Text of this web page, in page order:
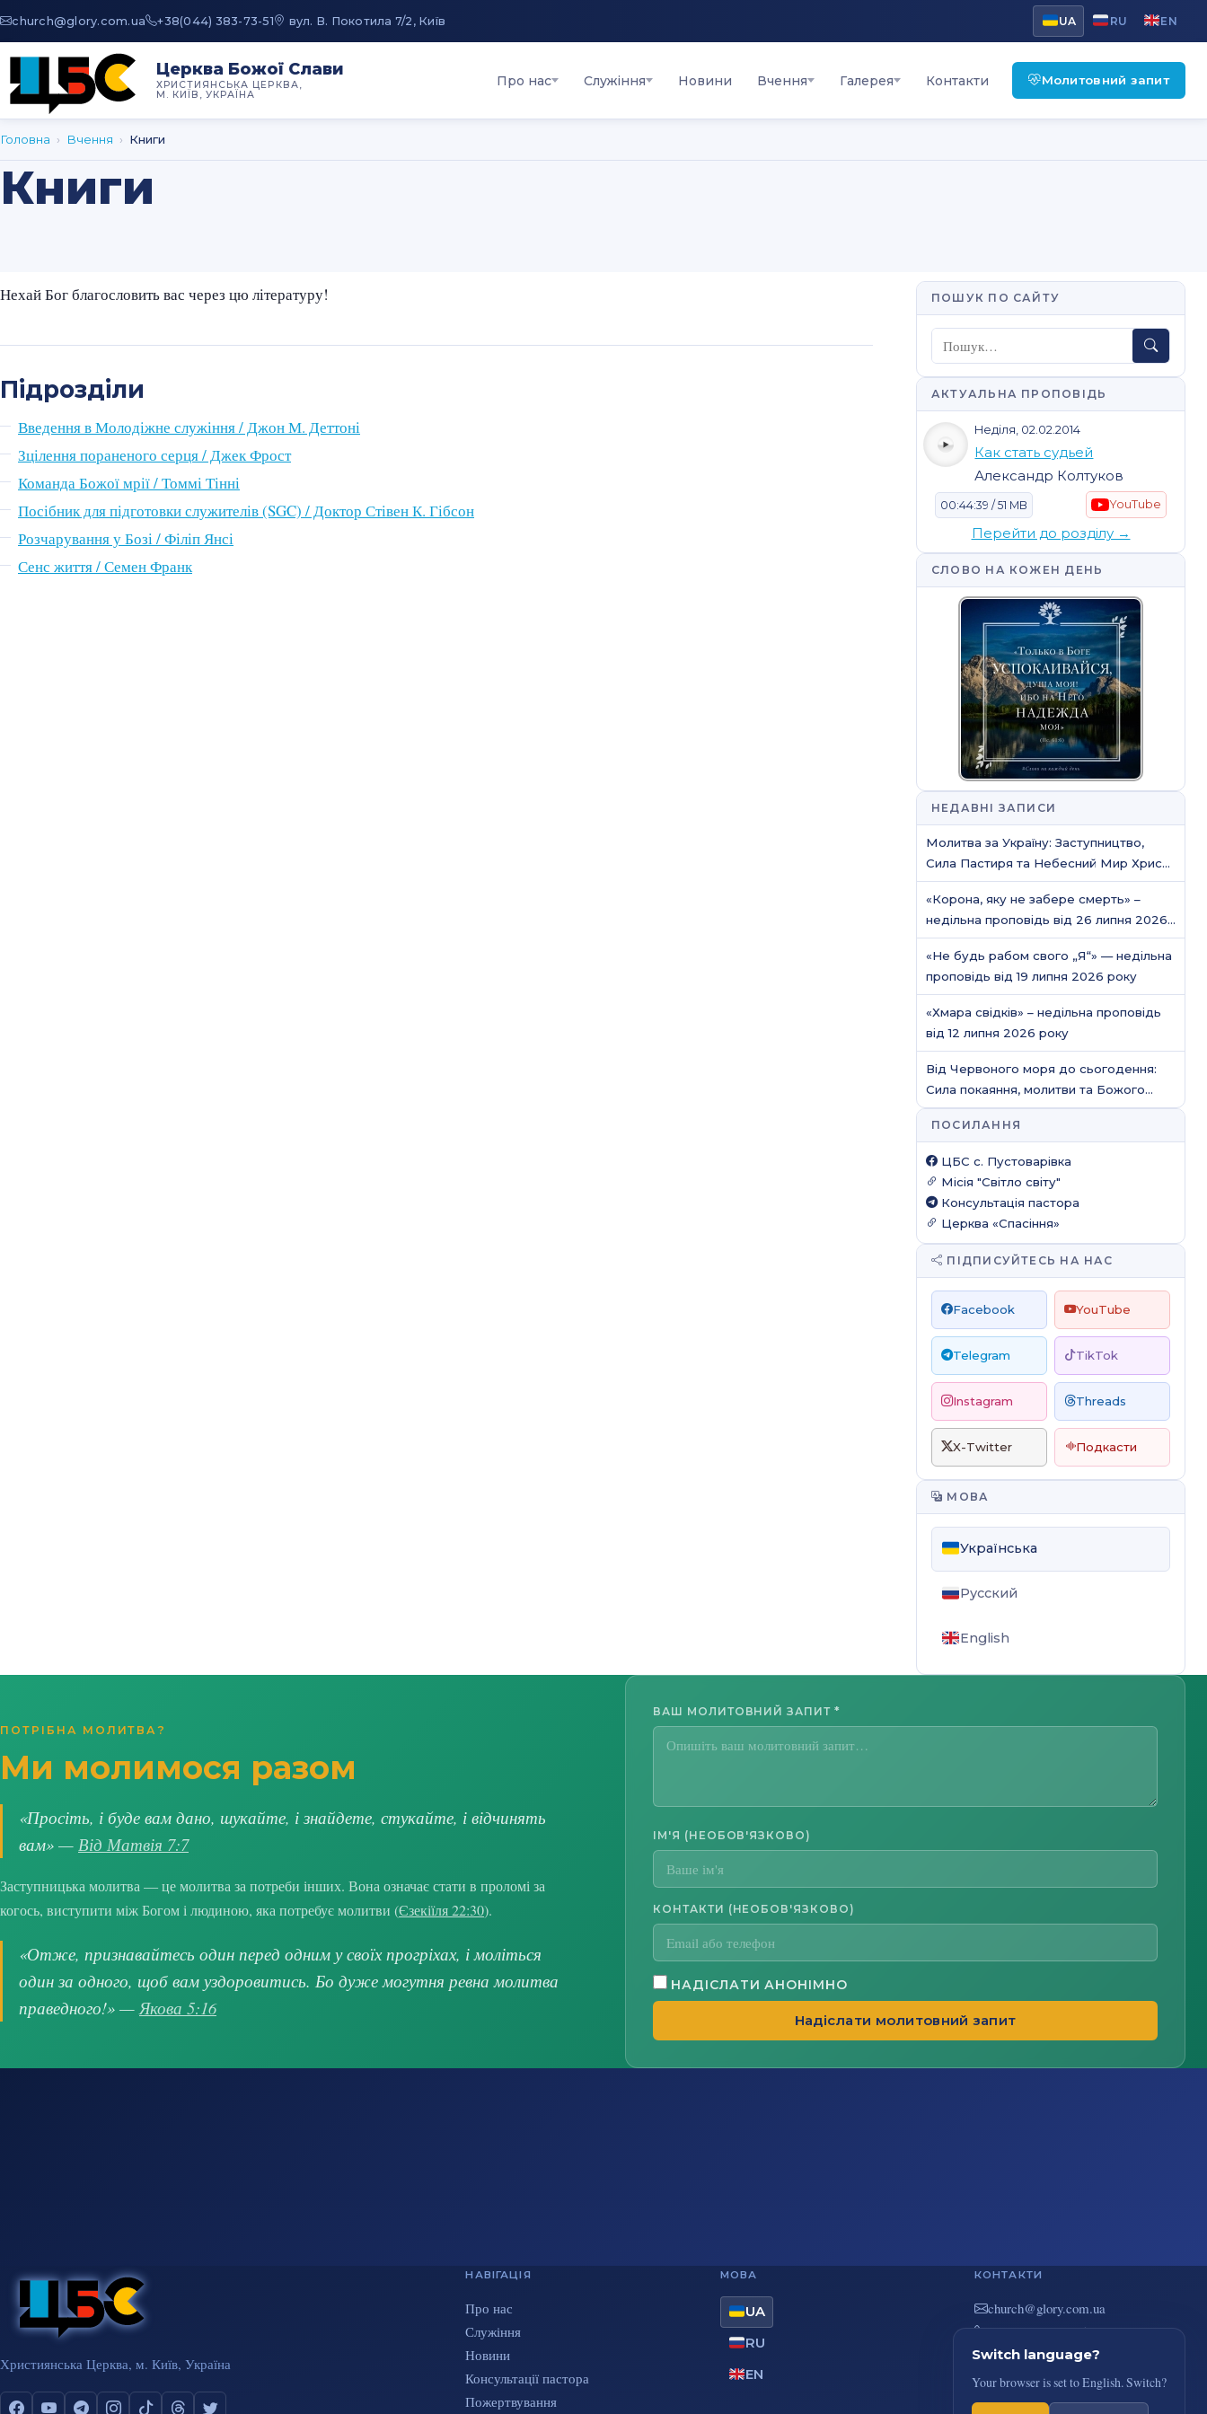
au.moc.yrolg@hcruhc +38(044) 383-73-51 вул. В. Покотила 7/2, Київ UA RU EN
Церква Божої Слави
ХРИСТИЯНСЬКА ЦЕРКВА,
М. КИЇВ, УКРАЇНА
Про нас Служіння Новини Вчення Галерея Контакти Молитовний запит
Головна › Вчення › Книги
Книги
Нехай Бог благословить вас через цю літературу!
Підрозділи
Введення в Молодіжне служіння / Джон М. Деттоні
Зцілення пораненого серця / Джек Фрост
Команда Божої мрії / Томмі Тінні
Посібник для підготовки служителів (SGC) / Доктор Стівен К. Гібсон
Розчарування у Бозі / Філіп Янсі
Сенс життя / Семен Франк
ПОШУК ПО САЙТУ
Пошук
АКТУАЛЬНА ПРОПОВІДЬ
Неділя, 02.02.2014
Как стать судьей
Александр Колтуков
00:44:39 / 51 MB YouTube
Перейти до розділу →
СЛОВО НА КОЖЕН ДЕНЬ
НЕДАВНІ ЗАПИСИ
Молитва за Україну: Заступництво,
Сила Пастиря та Небесний Мир Христа
/ Молитовне служіння
«Корона, яку не забере смерть» –
недільна проповідь від 26 липня 2026
року
«Не будь рабом свого „Я“» — недільна
проповідь від 19 липня 2026 року
«Хмара свідків» – недільна проповідь
від 12 липня 2026 року
Від Червоного моря до сьогодення:
Сила покаяння, молитви та Божого
захисту
ПОСИЛАННЯ
ЦБС c. Пустоварівка
Місія "Світло світу"
Консультація пастора
Церква «Спасіння»
ПІДПИСУЙТЕСЬ НА НАС
Facebook YouTube
Telegram TikTok
Instagram Threads
X-Twitter Подкасти
МОВА
Українська
Русский
English
ПОТРІБНА МОЛИТВА?
Ми молимося разом
«Просіть, і буде вам дано, шукайте, і знайдете, стукайте, і відчинять
вам» — Від Матвія 7:7
Заступницька молитва — це молитва за потреби інших. Вона означає стати в проломі за
когось, виступити між Богом і людиною, яка потребує молитви (Єзекіїля 22:30).
«Отже, признавайтесь один перед одним у своїх прогріхах, і моліться
один за одного, щоб вам уздоровитись. Бо дуже могутня ревна молитва
праведного!» —Якова 5:16
ВАШ МОЛИТОВНИЙ ЗАПИТ *
ІМ'Я (НЕОБОВ'ЯЗКОВО)
КОНТАКТИ (НЕОБОВ'ЯЗКОВО)
НАДІСЛАТИ АНОНІМНО
Надіслати молитовний запит
Християнська Церква, м. Київ, Україна
НАВІГАЦІЯ
Про нас
Служіння
Новини
Консультації пастора
Пожертвування
МОВА
UA
RU
EN
КОНТАКТИ
au.moc.yrolg@hcruhc
+38(044) 383-73-51
вул. В. Покотила 7/2, Київ
Switch language?
Your browser is set to English. Switch?